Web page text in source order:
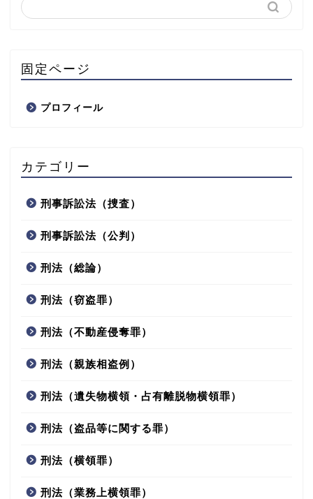
固定ページ
プロフィール
カテゴリー
刑事訴訟法（捜査）
刑事訴訟法（公判）
刑法（総論）
刑法（窃盗罪）
刑法（不動産侵奪罪）
刑法（親族相盗例）
刑法（遺失物横領・占有離脱物横領罪）
刑法（盗品等に関する罪）
刑法（横領罪）
刑法（業務上横領罪）